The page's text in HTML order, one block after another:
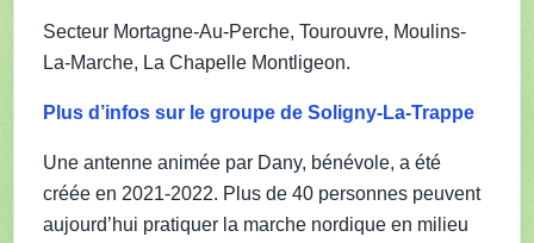
Secteur Mortagne-Au-Perche, Tourouvre, Moulins-
La-Marche, La Chapelle Montligeon.
Plus d’infos sur le groupe de Soligny-La-Trappe
Une antenne animée par Dany, bénévole, a été
créée en 2021-2022. Plus de 40 personnes peuvent
aujourd’hui pratiquer la marche nordique en milieu